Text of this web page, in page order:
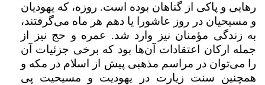
رهایی و پاکی از گناهان بوده است. روزه، که یهودیان
و مسیحیان در روز عاشورا یا دهم هر ماه می‌گرفتند،
به زندگی مؤمنان نیز وارد شد. عمره و حج نیز از
جمله ارکان اعتقادات آن‌ها بود که برخی جزئیات آن
را می‌توان در مراسم مذهبی پیش از اسلام در مکه و
همچنین سنت زیارت در یهودیت و مسیحیت پی